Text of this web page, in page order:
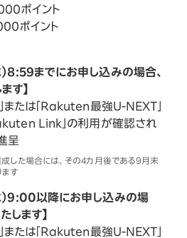
ポイント
ポイント
8:59までにお申し込みの場合、
す】
または「Rakuten最強U-NEXT」
Link」の利用が確認され
呈
した場合には、その4カ月後である9月末
ます
）9:00以降にお申し込みの場
します】
または「Rakuten最強U-NEXT」